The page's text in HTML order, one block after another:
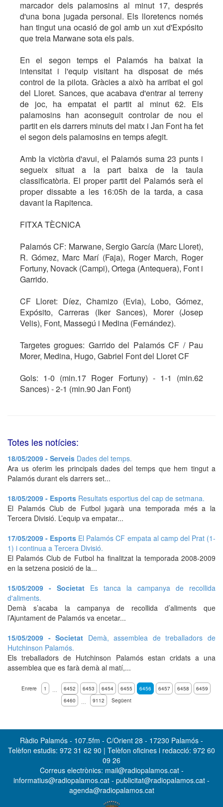
marcador dels palamosins al minut 17, després
d'una bona jugada personal. Els lloretencs només
han tingut una ocasió de gol amb un xut d'Expósito
que treia Marwane sota els pals.
En el segon temps el Palamós ha baixat la
intensitat i l'equip visitant ha disposat de més
control de la pilota. Gràcies a això ha arribat el gol
del Lloret. Sances, que acabava d'entrar al terreny
de joc, ha empatat el partit al minut 62. Els
palamosins han aconseguit controlar de nou el
partit en els darrers minuts del matx i Jan Font ha fet
el segon dels palamosins en temps afegit.
Amb la victòria d'avui, el Palamós suma 23 punts i
segueix situat a la part baixa de la taula
classificatòria. El proper partit del Palamós serà el
proper dissabte a les 16:05h de la tarda, a casa
davant la Rapitenca.
FITXA TÈCNICA
Palamós CF: Marwane, Sergio García (Marc Lloret),
R. Gómez, Marc Marí (Faja), Roger March, Roger
Fortuny, Novack (Campi), Ortega (Antequera), Font i
Garrido.
CF Lloret: Díez, Chamizo (Evia), Lobo, Gómez,
Expósito, Carreras (Iker Sances), Morer (Josep
Velis), Font, Massegú i Medina (Fernández).
Targetes grogues: Garrido del Palamós CF / Pau
Morer, Medina, Hugo, Gabriel Font del Lloret CF
Gols: 1-0 (min.17 Roger Fortuny) - 1-1 (min.62
Sances) - 2-1 (min.90 Jan Font)
Totes les notícies:
18/05/2009 - Serveis Dades del temps.
Ara us oferim les principals dades del temps que hem tingut a
Palamós durant els darrers set...
18/05/2009 - Esports Resultats esportius del cap de setmana.
El Palamós Club de Futbol jugarà una temporada més a la
Tercera Divisió. L’equip va empatar...
17/05/2009 - Esports El Palamós CF empata al camp del Prat (1-
1) i continua a Tercera Divisió.
El Palamós Club de Futbol ha finalitzat la temporada 2008-2009
en la setzena posició de la...
15/05/2009 - Societat Es tanca la campanya de recollida
d'aliments.
Demà s’acaba la campanya de recollida d’aliments que
l’Ajuntament de Palamós va encetar...
15/05/2009 - Societat Demà, assemblea de treballadors de
Hutchinson Palamós.
Els treballadors de Hutchinson Palamós estan cridats a una
assemblea que es farà demà al matí,...
Enrere 1 … 6452 6453 6454 6455 6456 6457 6458
6459
6460
… 9112 Següent
Ràdio Palamós - 107.5fm - C/Orient 28 - 17230 Palamós -
Telèfon estudis: 972 31 62 90 | Telèfon oficines i redacció: 972 60
09 26
Correus electrònics: mail@radiopalamos.cat -
informatius@radiopalamos.cat - publicitat@radiopalamos.cat -
agenda@radiopalamos.cat